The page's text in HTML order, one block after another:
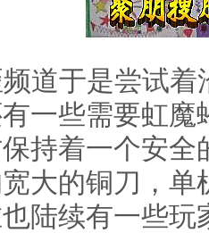
道于是尝试着
一些需要虹
持着一个安
大的铜刀，
陆续有一些